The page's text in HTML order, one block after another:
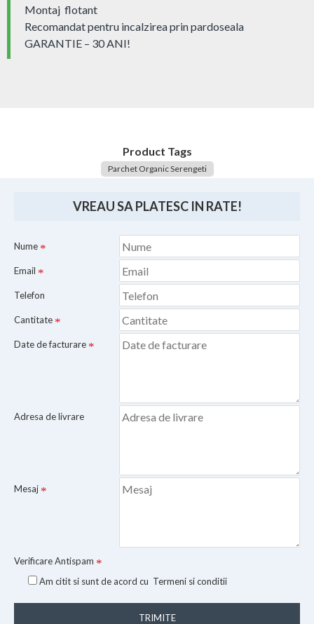
Montaj flotant
Recomandat pentru incalzirea prin pardoseala
GARANTIE – 30 ANI!
Product Tags
Parchet Organic Serengeti
VREAU SA PLATESC IN RATE!
Nume
Email
Telefon
Cantitate
Date de facturare
Adresa de livrare
Mesaj
Verificare Antispam
Am citit si sunt de acord cu Termeni si conditii
TRIMITE